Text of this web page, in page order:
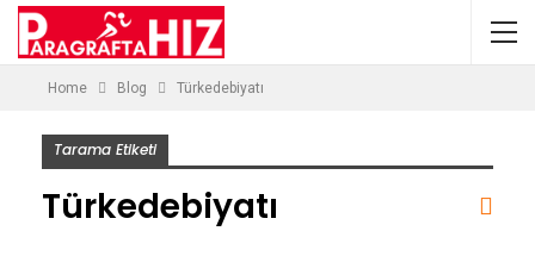
Home Blog Türkedebiyatı
Tarama Etiketi
Türkedebiyatı